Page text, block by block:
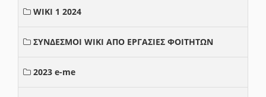
WIKI 1 2024
ΣΥΝΔΕΣΜΟΙ WIKI ΑΠΟ ΕΡΓΑΣΙΕΣ ΦΟΙΤΗΤΩΝ
2023 e-me